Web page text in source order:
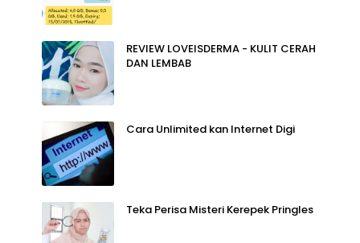
REVIEW LOVEISDERMA - KULIT CERAH
DAN LEMBAB
Cara Unlimited kan Internet Digi
Teka Perisa Misteri Kerepek Pringles